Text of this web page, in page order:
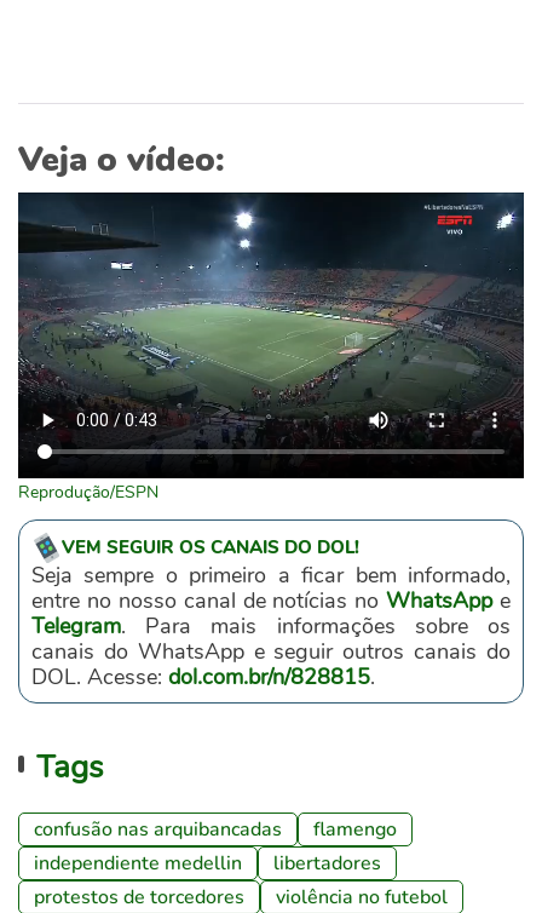
Veja o vídeo:
Reprodução/ESPN
VEM SEGUIR OS CANAIS DO DOL!
Seja sempre o primeiro a ficar bem informado,
entre no nosso canal de notícias noWhatsAppe
Telegram. Para mais informações sobre os
canais do WhatsApp e seguir outros canais do
DOL. Acesse: dol.com.br/n/828815.
Tags
confusão nas arquibancadas
flamengo
independiente medellin
libertadores
protestos de torcedores
violência no futebol